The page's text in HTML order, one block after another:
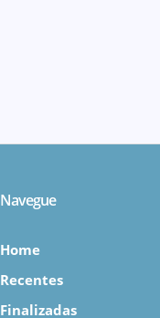
Navegue
Home
Recentes
Finalizadas